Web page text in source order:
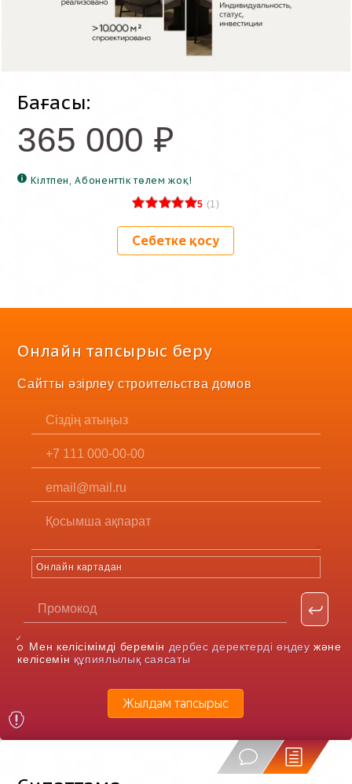
Онлайн тапсырыс беру
Сайтты әзірлеу строительства домов
Онлайн картадан
Мен келісімімді беремін дербес деректерді өңдеу және
келісемін құпиялылық саясаты
Жылдам тапсырыс
Бағасы:
365 000 ₽
Кілтпен, Абоненттік төлем жоқ!
5 (1)
Себетке қосу